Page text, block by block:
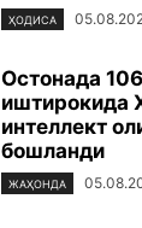
ҲОДИСА
Остонада
иштирокида
интеллект
бошланди
ЖАҲОНДА